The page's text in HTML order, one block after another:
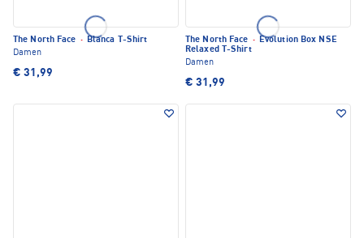
The North Face · Blanca T-Shirt
Damen
€ 31,99
The North Face · Evolution Box NSE
Relaxed T-Shirt
Damen
€ 31,99